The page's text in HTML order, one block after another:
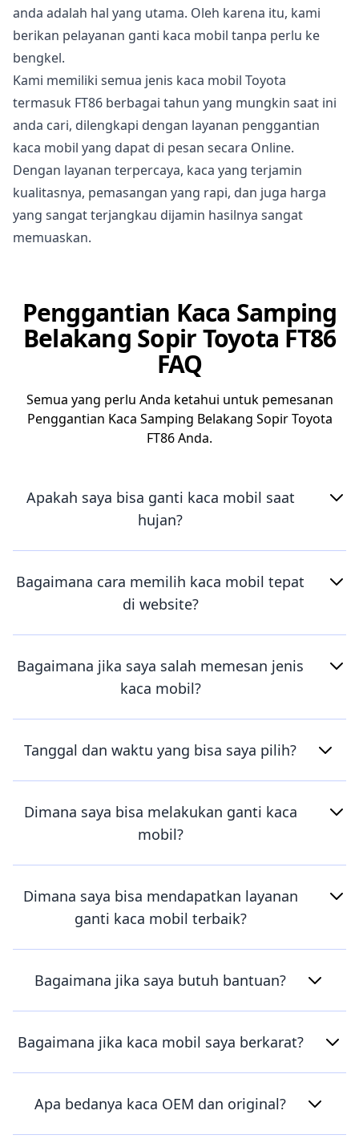
anda adalah hal yang utama. Oleh karena itu, kami
berikan pelayanan ganti kaca mobil tanpa perlu ke
bengkel.
Kami memiliki semua jenis kaca mobil Toyota
termasuk FT86 berbagai tahun yang mungkin saat ini
anda cari, dilengkapi dengan layanan penggantian
kaca mobil yang dapat di pesan secara Online.
Dengan layanan terpercaya, kaca yang terjamin
kualitasnya, pemasangan yang rapi, dan juga harga
yang sangat terjangkau dijamin hasilnya sangat
memuaskan.
Penggantian Kaca Samping
Belakang Sopir Toyota FT86
FAQ
Semua yang perlu Anda ketahui untuk pemesanan
Penggantian Kaca Samping Belakang Sopir Toyota
FT86 Anda.
Apakah saya bisa ganti kaca mobil saat
hujan?
Bagaimana cara memilih kaca mobil tepat
di website?
Bagaimana jika saya salah memesan jenis
kaca mobil?
Tanggal dan waktu yang bisa saya pilih?
Dimana saya bisa melakukan ganti kaca
mobil?
Dimana saya bisa mendapatkan layanan
ganti kaca mobil terbaik?
Bagaimana jika saya butuh bantuan?
Bagaimana jika kaca mobil saya berkarat?
Apa bedanya kaca OEM dan original?